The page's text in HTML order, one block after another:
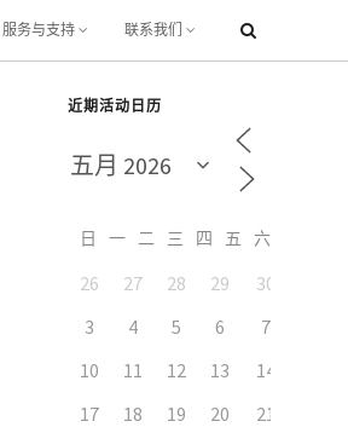
服务与支持 联系我们
近期活动日历
日 一 二 三 四 五
26 27 28 29 30
3
4 5 6 7
10
11 12 13 14
17
18 19 20 21